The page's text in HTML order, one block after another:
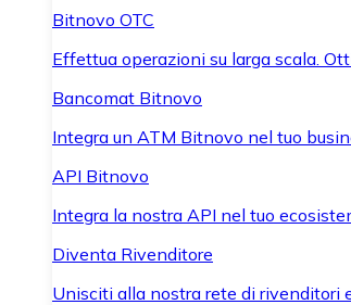
Bitnovo OTC
Effettua operazioni su larga scala.
Bancomat Bitnovo
Integra un ATM Bitnovo nel tuo
API Bitnovo
Integra la nostra API nel tuo
Diventa Rivenditore
Unisciti alla nostra rete di rivenditori